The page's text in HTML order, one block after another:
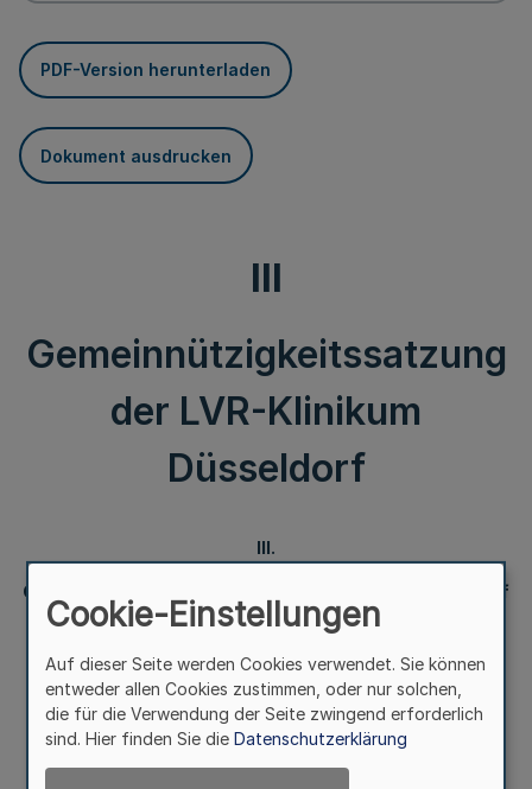
PDF-Version herunterladen
Dokument ausdrucken
III
Gemeinnützigkeitssatzung
der LVR-Klinikum
Düsseldorf
III.
Gemeinnützigkeitssatzung der LVR-Klinikum Düsseldorf
Bekanntmachung
des Landschaftsverbandes Rheinland
Cookie-Einstellungen
Auf dieser Seite werden Cookies verwendet. Sie können
entweder allen Cookies zustimmen, oder nur solchen,
die für die Verwendung der Seite zwingend erforderlich
sind. Hier finden Sie die Datenschutzerklärung